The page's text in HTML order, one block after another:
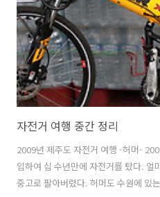
자전거 여행 중간 정리
2009년 제주도 자전거 여행 -허머-
입하여 십 수년만에 자전거를 탔다. 얼
중고로 팔아버렸다. 허머도 수원에 있